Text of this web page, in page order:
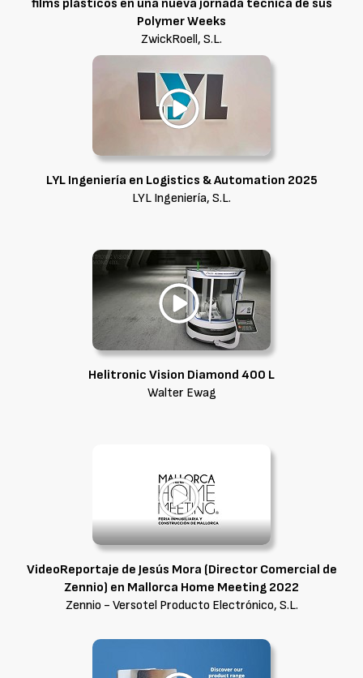
films plásticos en una nueva jornada técnica de sus
Polymer Weeks
ZwickRoell, S.L.
LYL Ingeniería en Logistics & Automation 2025
LYL Ingeniería, S.L.
Helitronic Vision Diamond 400 L
Walter Ewag
VideoReportaje de Jesús Mora (Director Comercial de
Zennio) en Mallorca Home Meeting 2022
Zennio - Versotel Producto Electrónico, S.L.